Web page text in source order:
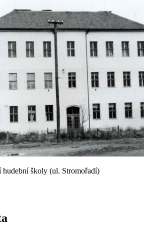
hudební školy (ul. Stromořadí)